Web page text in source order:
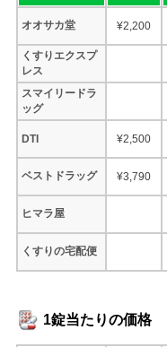
オオサカ堂 ¥2,200
くすりエクスプ
レス
スマイリードラ
ッグ
DTI ¥2,500
ベストドラッグ ¥3,790
ヒマラ屋
くすりの宅配便
1錠当たりの価格